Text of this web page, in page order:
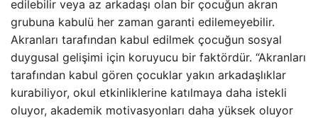
edilebilir veya az arkadaşı olan bir çocuğun akran
grubuna kabulü her zaman garanti edilemeyebilir.
Akranları tarafından kabul edilmek çocuğun sosyal
duygusal gelişimi için koruyucu bir faktördür. “Akranları
tarafından kabul gören çocuklar yakın arkadaşlıklar
kurabiliyor, okul etkinliklerine katılmaya daha istekli
oluyor, akademik motivasyonları daha yüksek oluyor